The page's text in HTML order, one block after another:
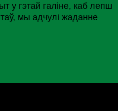
у гэтай галіне, каб лепш
мы адчулі жаданне
кожнай добрай гусеніцай,
яе значнай.